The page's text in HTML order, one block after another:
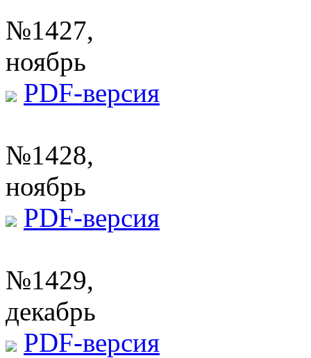
№1427,
ноябрь
PDF-версия
№1428,
ноябрь
PDF-версия
№1429,
декабрь
PDF-версия